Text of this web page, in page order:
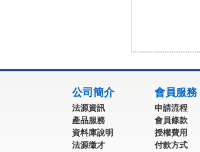
公司簡介
法源資訊
產品服務
資料庫說明
法源徵才
會員服務
申請流程
會員條款
授權費用
付款方式